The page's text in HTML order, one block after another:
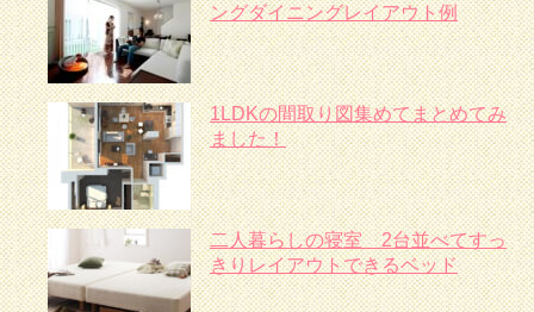
ングダイニングレイアウト例
1LDKの間取り図集めてまとめてみ
ました！
二人暮らしの寝室 2台並べてすっ
きりレイアウトできるベッド